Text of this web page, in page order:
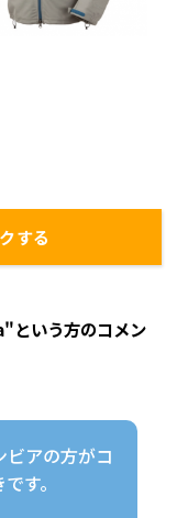
する
という方のコメン
アの方がコ
す。